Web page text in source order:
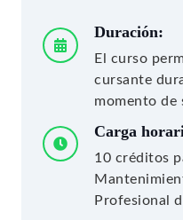
Duración:
El curso
cursante
momento de
Carga
10 créditos
Profesional